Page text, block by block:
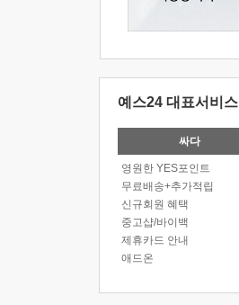
예스24 대표서비스
싸다
영원한 YES포인트
무료배송+추가적립
신규회원 혜택
중고샵/바이백
제휴카드 안내
애드온